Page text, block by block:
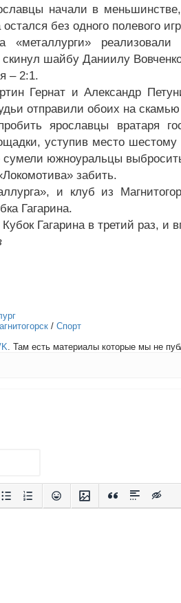
начали в
без одного полевого
реализовали
шайбу Даниилу
– 2:1.
Гернат и Александр
отправили обоих на
ярославцы вратаря
уступив место
сумели южноуральцы
забить.
и клуб из
Гагарина.
Гагарина в третий раз, и
/ Спорт
. Там есть материалы которые мы не